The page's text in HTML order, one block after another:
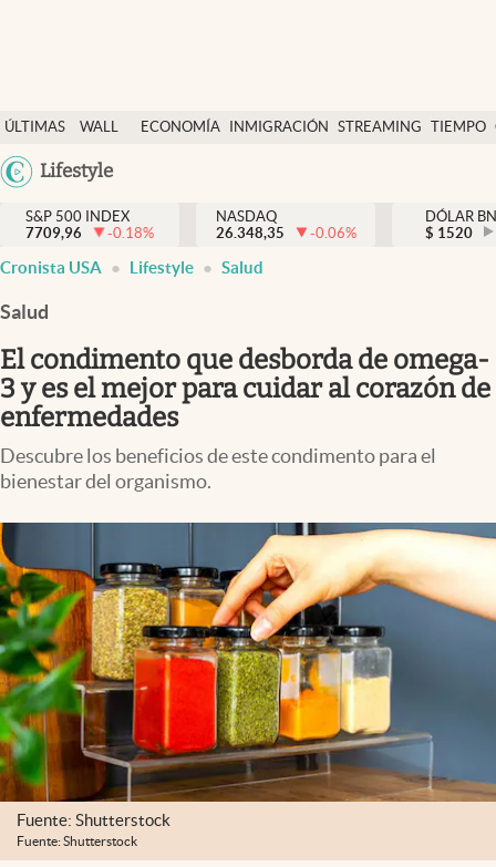
ÚLTIMAS
NOTICIAS
WALL
Y
DÓLAR
ECONOMÍA INMIGRACIÓN STREAMING TIEMPO
México
Lifestyle
Finanzas y economía
Wall Street y dólar
Inmigración
Espiritual
Streaming
PC y mobile
USA
S&P 500 INDEX
7709,96
-0.18%
NASDAQ
26.348,35
-0.06%
DÓLAR
$ 1520
Cronista USA Lifestyle Salud
Salud
El condimento que desborda de omega-
3 y es el mejor para cuidar al corazón de
enfermedades
Descubre los beneficios de este condimento para el
bienestar del organismo.
Fuente: Shutterstock
Fuente: Shutterstock